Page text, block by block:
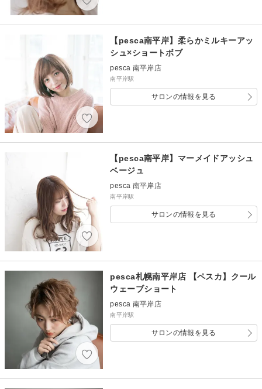
【pesca南平岸】柔らかミルキーアッ
シュ×ショートボブ
pesca 南平岸店
南平岸駅
サロンの情報を見る
【pesca南平岸】マーメイドアッシュ
ベージュ
pesca 南平岸店
南平岸駅
サロンの情報を見る
pesca札幌南平岸店 【ペスカ】クール
ウェーブショート
pesca 南平岸店
南平岸駅
サロンの情報を見る